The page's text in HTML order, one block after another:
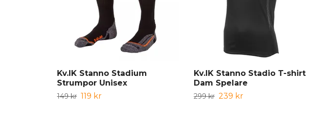
Kv.IK Stanno Stadium
Strumpor Unisex
149 kr 119 kr
Kv.IK Stanno Stadio T-shirt
Dam Spelare
299 kr 239 kr